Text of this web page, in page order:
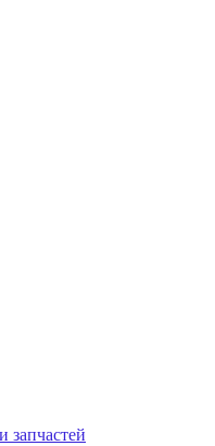
запчастей